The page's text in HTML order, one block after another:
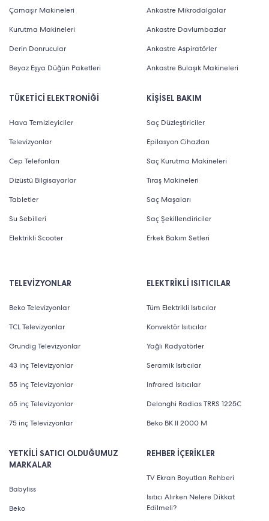
Çamaşır Makineleri
Kurutma Makineleri
Derin Donrucular
Beyaz Eşya Düğün Paketleri
TÜKETİCİ ELEKTRONİĞİ
Hava Temizleyiciler
Televizyonlar
Cep Telefonları
Dizüstü Bilgisayarlar
Tabletler
Su Sebilleri
Elektrikli Scooter
Ankastre Mikrodalgalar
Ankastre Davlumbazlar
Ankastre Aspiratörler
Ankastre Bulaşık Makineleri
KİŞİSEL BAKIM
Saç Düzleştiriciler
Epilasyon Cihazları
Saç Kurutma Makineleri
Tıraş Makineleri
Saç Maşaları
Saç Şekillendiriciler
Erkek Bakım Setleri
TELEVİZYONLAR
Beko Televizyonlar
TCL Televizyonlar
Grundig Televizyonlar
43 inç Televizyonlar
55 inç Televizyonlar
65 inç Televizyonlar
75 inç Televizyonlar
YETKİLİ SATICI OLDUĞUMUZ
MARKALAR
Babyliss
Beko
ELEKTRİKLİ ISITICILAR
Tüm Elektrikli Isıtıcılar
Konvektör Isıtıcılar
Yağlı Radyatörler
Seramik Isıtıcılar
Infrared Isıtıcılar
Delonghi Radias TRRS 1225C
Beko BK II 2000 M
REHBER İÇERİKLER
TV Ekran Boyutları Rehberi
Isıtıcı Alırken Nelere Dikkat
Edilmeli?